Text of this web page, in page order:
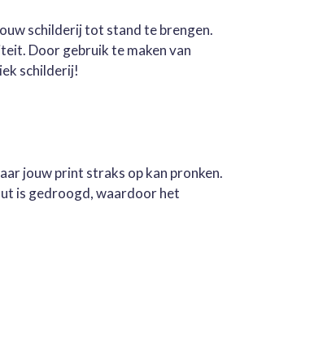
schilderij tot stand te brengen.
Door gebruik te maken van
schilderij!
jouw print straks op kan pronken.
is gedroogd, waardoor het